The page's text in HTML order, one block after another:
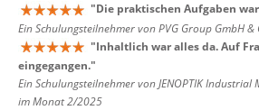
"Die praktischen Aufgaben
Ein Schulungsteilnehmer von PVG Group GmbH
"Inhaltlich war alles da. Auf
eingegangen."
Ein Schulungsteilnehmer von JENOPTIK
im Monat 2/2025